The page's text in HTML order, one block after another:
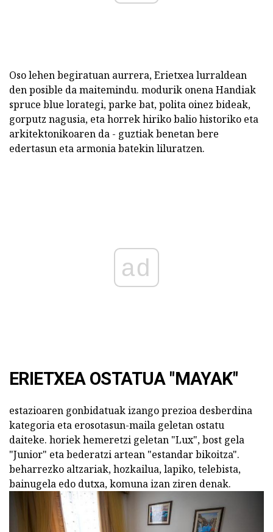
Oso lehen begiratuan aurrera, Erietxea lurraldean
den posible da maitemindu. modurik onena Handiak
spruce blue lorategi, parke bat, polita oinez bideak,
gorputz nagusia, eta horrek hiriko balio historiko eta
arkitektonikoaren da - guztiak benetan bere
edertasun eta armonia batekin liluratzen.
ad
ERIETXEA OSTATUA "MAYAK"
estazioaren gonbidatuak izango prezioa desberdina
kategoria eta erosotasun-maila geletan ostatu
daiteke. horiek hemeretzi geletan "Lux", bost gela
"Junior" eta bederatzi artean "estandar bikoitza".
beharrezko altzariak, hozkailua, lapiko, telebista,
bainugela edo dutxa, komuna izan ziren denak.